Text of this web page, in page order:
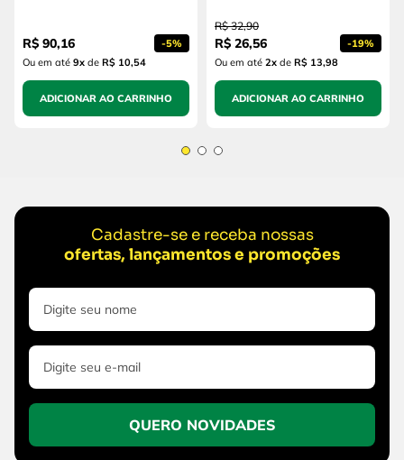
R$ 90,16 -5%
Ou em até 9x de R$ 10,54
ADICIONAR AO CARRINHO
R$ 32,90
R$ 26,56 -19%
Ou em até 2x de R$ 13,98
ADICIONAR AO CARRINHO
Cadastre-se e receba nossas
ofertas, lançamentos e promoções
QUERO NOVIDADES